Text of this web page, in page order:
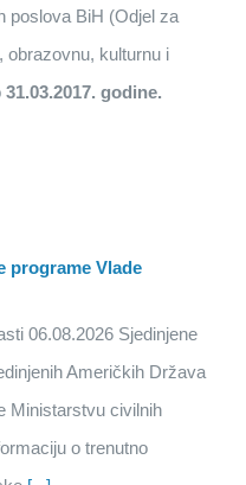
poslova BiH (Odjel za
obrazovnu, kulturnu i
31.03.2017. godine.
programe Vlade
06.08.2026 Sjedinjene
Američkih Država
Ministarstvu civilnih
o trenutno